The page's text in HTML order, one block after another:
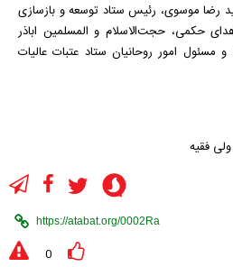
رضا موسوی، رئیس ستاد توسعه و بازسازی
حکمی، حجت‌الاسلام و المسلمین اباذر
و مسئول امور روحانیان ستاد عتبات عالیات
ولی فقیه
0